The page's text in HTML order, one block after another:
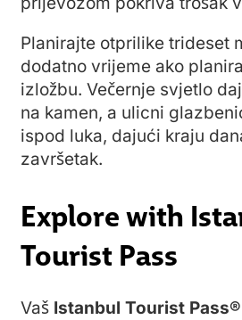
Planirajte otprilike trideset
dodatno vrijeme ako
izložbu. Večernje svjetlo
na kamen, a ulicni
ispod luka, dajući kraju
završetak.
Explore with
Tourist Pass
Vaš Istanbul Tourist Pass®